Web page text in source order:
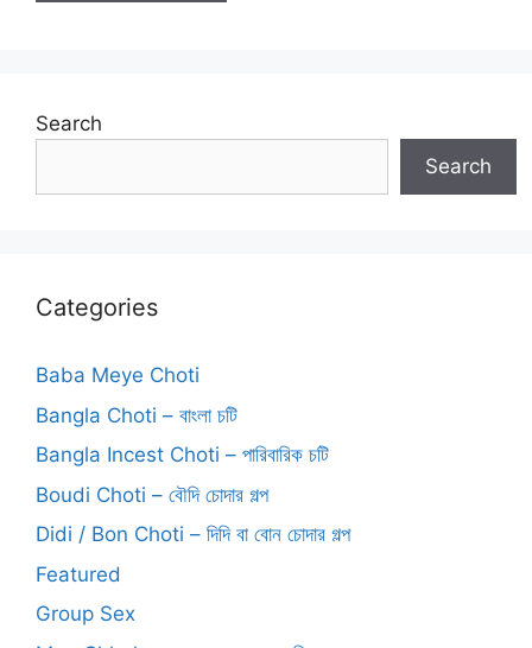
Search
Search
Categories
Baba Meye Choti
Bangla Choti – বাংলা চটি
Bangla Incest Choti – পারিবারিক চটি
Boudi Choti – বৌদি চোদার গল্প
Didi / Bon Choti – দিদি বা বোন চোদার গল্প
Featured
Group Sex